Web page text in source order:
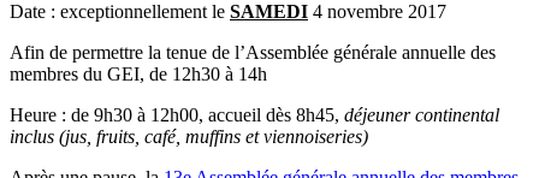
Date : exceptionnellement le SAMEDI 4 novembre 2017
Afin de permettre la tenue de l’Assemblée générale annuelle des
membres du GEI, de 12h30 à 14h
Heure : de 9h30 à 12h00, accueil dès 8h45, déjeuner continental
inclus (jus, fruits, café, muffins et viennoiseries)